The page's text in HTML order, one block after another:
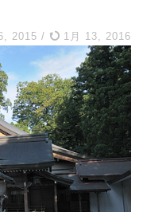
2015 / 1月 13, 2016